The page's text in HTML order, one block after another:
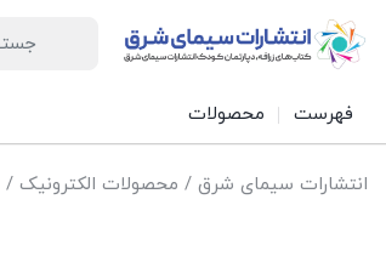
فهرست محصولات
انتشارات سیمای شرق / محصولات الکترونیک /